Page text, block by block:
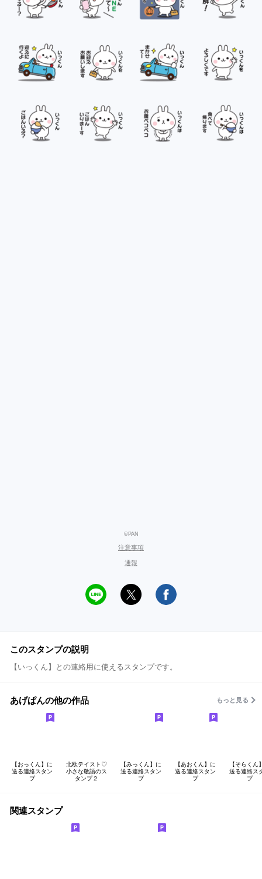
©PAN
注意事項
通報
このスタンプの説明
【いっくん】との連絡用に使えるスタンプです。
あげぱんの他の作品 もっと見る
【おっくん】に
送る連絡スタン
プ
北欧テイスト♡
小さな敬語のス
タンプ２
【みっくん】に
送る連絡スタン
プ
【あおくん】に
送る連絡スタン
プ
【そらくん
送る連絡ス
プ
関連スタンプ